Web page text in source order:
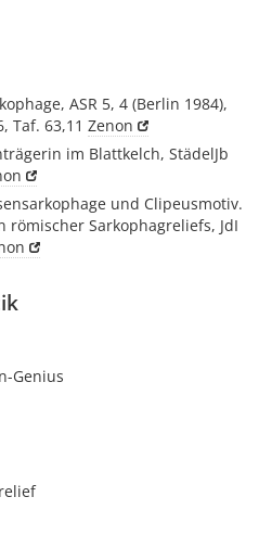
ASR 5, 4 (Berlin 1984),
Taf. 63,11 Zenon
im Blattkelch, StädelJb
und Clipeusmotiv.
Sarkophagreliefs, JdI
Genius